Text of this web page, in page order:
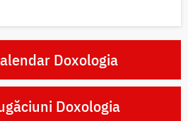
Doxologia
Doxologia